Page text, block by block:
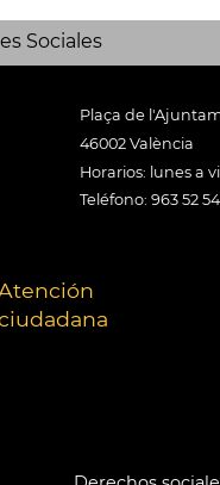
Sociales
Plaça de
46002 València
Horarios: lunes a
Teléfono: 963 52